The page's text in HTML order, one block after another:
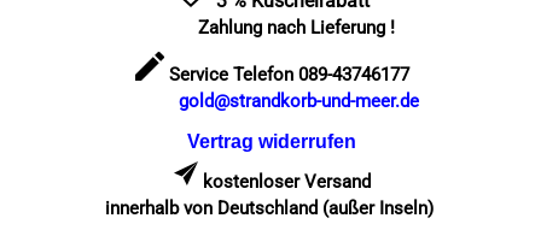
Zahlung nach Lieferung !
Service Telefon 089-43746177
gold@strandkorb-und-meer.de
Vertrag widerrufen
kostenloser Versand
innerhalb von Deutschland (außer Inseln)